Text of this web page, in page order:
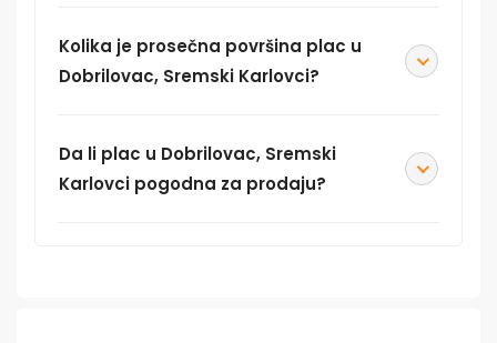
Kolika je prosečna površina plac u
Dobrilovac, Sremski Karlovci?
Da li plac u Dobrilovac, Sremski
Karlovci pogodna za prodaju?